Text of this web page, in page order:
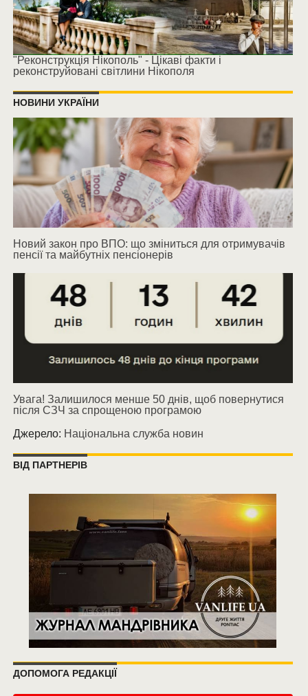
"Реконструкція Нікополь" - Цікаві факти і
реконструйовані світлини Нікополя
НОВИНИ УКРАЇНИ
Новий закон про ВПО: що зміниться для отримувачів
пенсії та майбутніх пенсіонерів
Увага! Залишилося менше 50 днів, щоб повернутися
після СЗЧ за спрощеною програмою
Джерело: Національна служба новин
ВІД ПАРТНЕРІВ
ДОПОМОГА РЕДАКЦІЇ